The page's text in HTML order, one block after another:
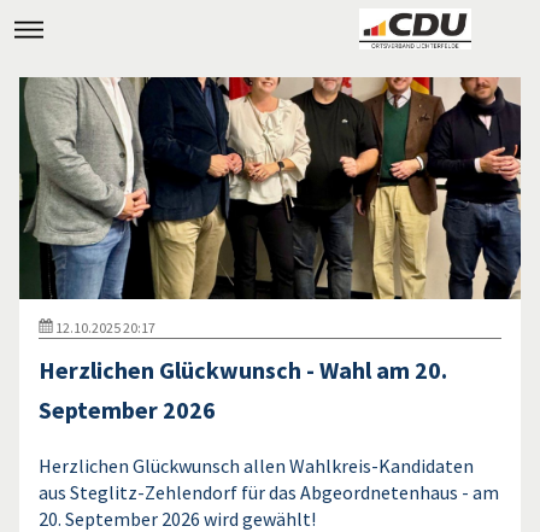
12.10.2025 20:17
Herzlichen Glückwunsch - Wahl am 20.
September 2026
Herzlichen Glückwunsch allen Wahlkreis-Kandidaten
aus Steglitz-Zehlendorf für das Abgeordnetenhaus - am
20. September 2026 wird gewählt!